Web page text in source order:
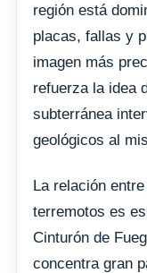
región está
placas, fallas y
imagen más
refuerza la idea
subterránea
geológicos al
La relación
terremotos es
Cinturón de
concentra gran